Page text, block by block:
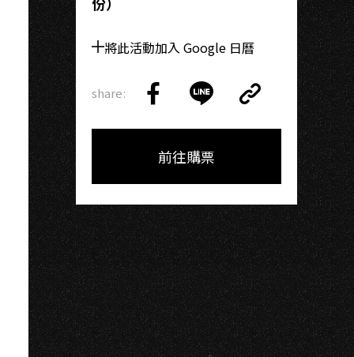
將此活動加入 Google 日曆
share:
on
Facebook
on
LINE
Link
Copy
前往購票